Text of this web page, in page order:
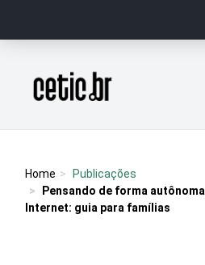
Página inicial
Home
Publicações
Pensando de forma
Internet: guia para famílias